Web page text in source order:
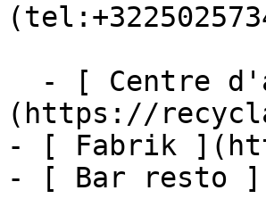
(https://
- [ Fabrik
- [ Bar resto